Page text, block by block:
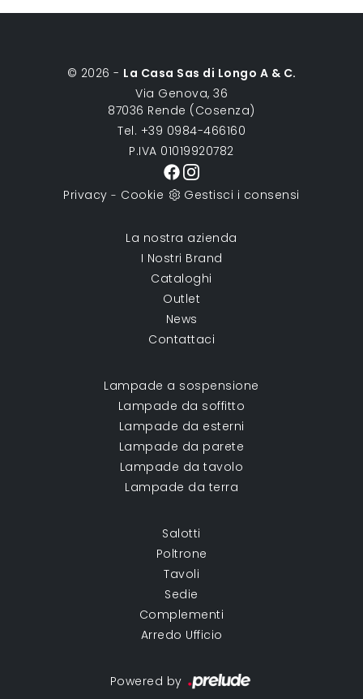
© 2026 - La Casa Sas di Longo A & C.
Via Genova, 36
87036 Rende (Cosenza)
Tel. +39 0984-466160
P.IVA 01019920782
Privacy - Cookie Gestisci i consensi
La nostra azienda
I Nostri Brand
Cataloghi
Outlet
News
Contattaci
Lampade a sospensione
Lampade da soffitto
Lampade da esterni
Lampade da parete
Lampade da tavolo
Lampade da terra
Salotti
Poltrone
Tavoli
Sedie
Complementi
Arredo Ufficio
Powered by